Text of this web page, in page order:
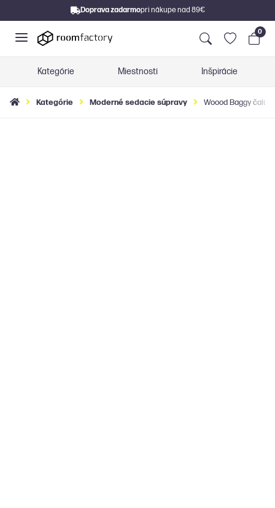
Doprava zadarmopri nákupe nad 89€
0
Kategórie Miestnosti Inšpirácie
Kategórie Moderné sedacie súpravy Woood Baggy